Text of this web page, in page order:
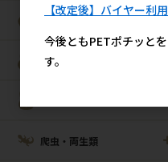
犬用
犬猫用
爬虫・両生類
【改定後】バイヤー利
今後ともPETポチッと
す。